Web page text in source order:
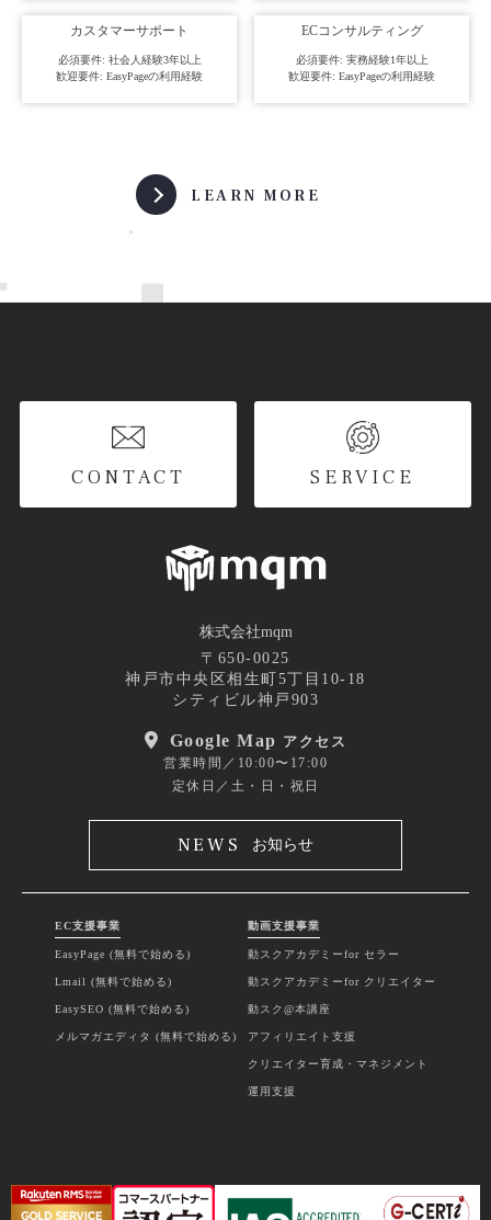
カスタマーサポート
必須要件: 社会人経験3年以上
歓迎要件: EasyPageの利用経験
ECコンサルティング
必須要件: 実務経験1年以上
歓迎要件: EasyPageの利用経験
LEARN MORE
CONTACT SERVICE
株式会社mqm
〒650-0025
神戸市中央区相生町5丁目10-18
シティビル神戸903
Google Map アクセス
営業時間／10:00〜17:00
定休日／土・日・祝日
NEWS お知らせ
EC支援事業
EasyPage (無料で始める)
Lmail (無料で始める)
EasySEO (無料で始める)
メルマガエディタ (無料で始める)
動画支援事業
動スクアカデミーfor セラー
動スクアカデミーfor クリエイター
動スク@本講座
アフィリエイト支援
クリエイター育成・マネジメント
運用支援